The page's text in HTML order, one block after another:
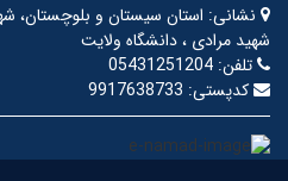
نشانی:
شهید مرادی ، دانشگاه ولایت
تلفن: 05431251204
کدپستی: 9917638733